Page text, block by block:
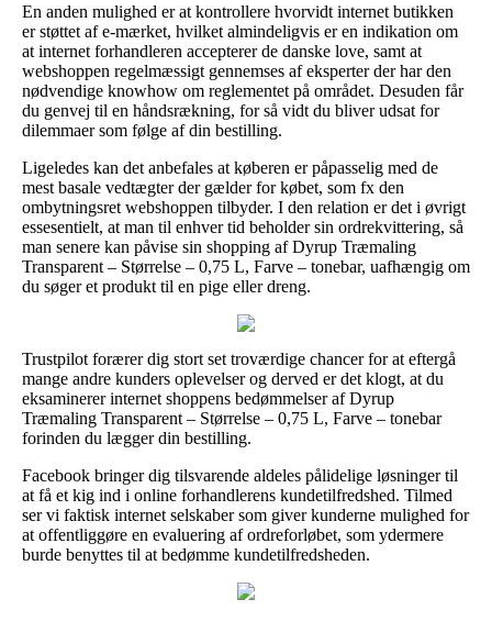
En anden mulighed er at kontrollere hvorvidt internet butikken
er støttet af e-mærket, hvilket almindeligvis er en indikation om
at internet forhandleren accepterer de danske love, samt at
webshoppen regelmæssigt gennemses af eksperter der har den
nødvendige knowhow om reglementet på området. Desuden får
du genvej til en håndsrækning, for så vidt du bliver udsat for
dilemmaer som følge af din bestilling.
Ligeledes kan det anbefales at køberen er påpasselig med de
mest basale vedtægter der gælder for købet, som fx den
ombytningsret webshoppen tilbyder. I den relation er det i øvrigt
essesentielt, at man til enhver tid beholder sin ordrekvittering, så
man senere kan påvise sin shopping af Dyrup Træmaling
Transparent – Størrelse – 0,75 L, Farve – tonebar, uafhængig om
du søger et produkt til en pige eller dreng.
Trustpilot forærer dig stort set troværdige chancer for at eftergå
mange andre kunders oplevelser og derved er det klogt, at du
eksaminerer internet shoppens bedømmelser af Dyrup
Træmaling Transparent – Størrelse – 0,75 L, Farve – tonebar
forinden du lægger din bestilling.
Facebook bringer dig tilsvarende aldeles pålidelige løsninger til
at få et kig ind i online forhandlerens kundetilfredshed. Tilmed
ser vi faktisk internet selskaber som giver kunderne mulighed for
at offentliggøre en evaluering af ordreforløbet, som ydermere
burde benyttes til at bedømme kundetilfredsheden.